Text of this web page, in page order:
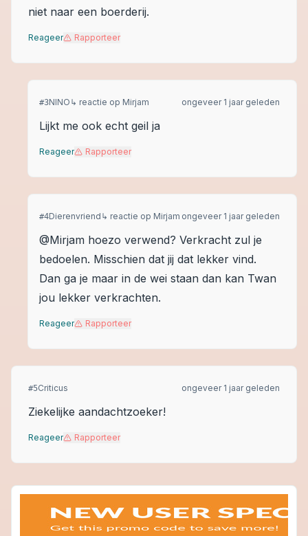
niet naar een boerderij.
Reageer Rapporteer
#3NINO ↳ reactie op Mirjam ongeveer 1 jaar geleden
Lijkt me ook echt geil ja
Reageer Rapporteer
#4Dierenvriend ↳ reactie op Mirjam ongeveer 1 jaar geleden
@Mirjam hoezo verwend? Verkracht zul je
bedoelen. Misschien dat jij dat lekker vind.
Dan ga je maar in de wei staan dan kan Twan
jou lekker verkrachten.
Reageer Rapporteer
#5Criticus ongeveer 1 jaar geleden
Ziekelijke aandachtzoeker!
Reageer Rapporteer